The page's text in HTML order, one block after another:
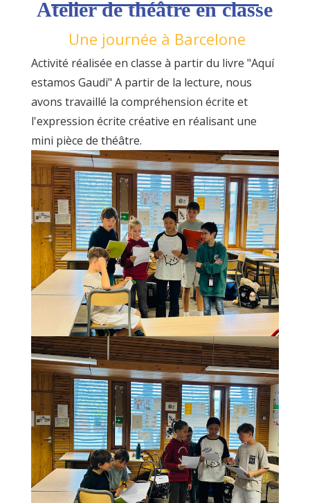
Atelier de théâtre en classe
Une journée à Barcelone
Activité réalisée en classe à partir du livre "Aquí
estamos Gaudi" A partir de la lecture, nous
avons travaillé la compréhension écrite et
l'expression écrite créative en réalisant une
mini pièce de théâtre.